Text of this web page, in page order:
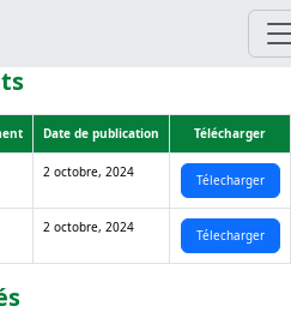
Date de publication Télécharger
2 octobre, 2024 Télecharger
2 octobre, 2024 Télecharger